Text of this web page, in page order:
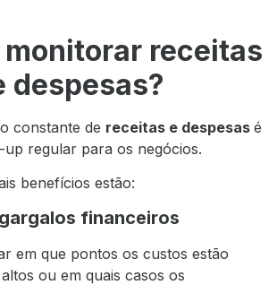
monitorar receitas
despesas?
constante de receitas e despesas é
regular para os negócios.
benefícios estão:
financeiros
em que pontos os custos estão
ou em quais casos os